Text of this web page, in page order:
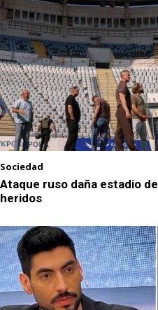
Sociedad
Ataque ruso daña estadio
heridos